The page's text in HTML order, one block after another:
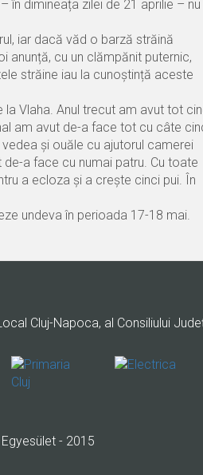
în dimineața zilei de 21 aprilie – nu
iar dacă văd o barză străină
anunță, cu un clămpănit puternic,
străine iau la cunoștință aceste
la Vlaha. Anul trecut am avut tot
am avut de-a face tot cu câte
și ouăle cu ajutorul camerei
a face cu numai patru. Cu toate
a ecloza și a crește cinci pui. În
undeva în perioada 17-18 mai.
Cluj-Napoca, al Consiliului
- 2015